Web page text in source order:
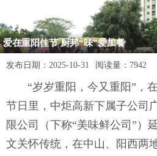
爱在重阳佳节 厨邦“味”爱加餐
发布日期： 2025-10-31 阅读量： 7942
“岁岁重阳，今又重阳”，
节日里，中炬高新下属子公司
限公司（下称“美味鲜公司”）
文关怀传统，在中山、阳西两